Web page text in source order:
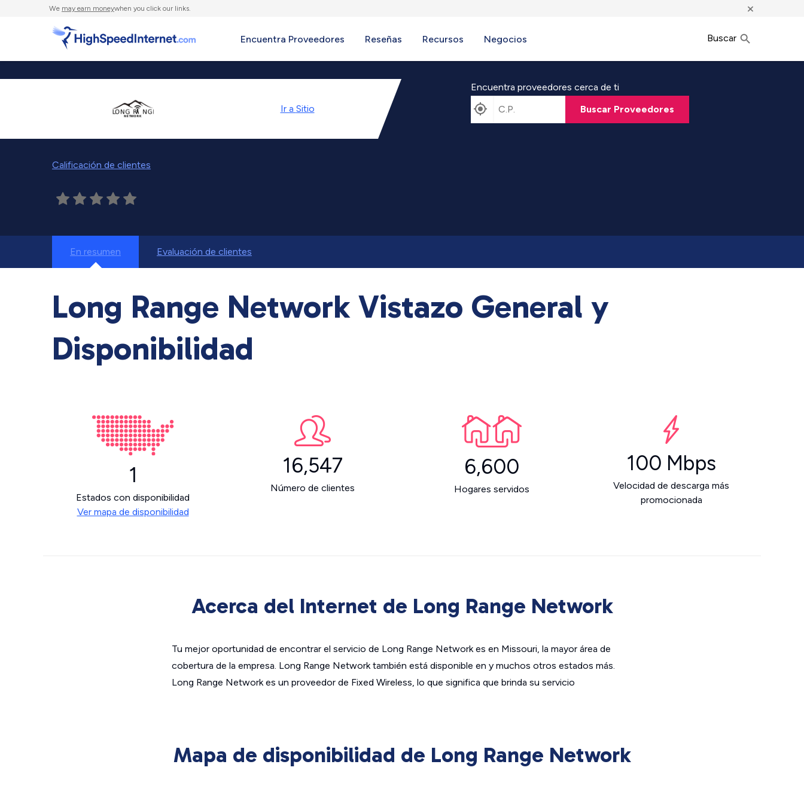
We may earn moneywhen you click our links. ×
Encuentra Proveedores Reseñas Recursos Negocios Buscar
Ir a Sitio
Calificación de clientes
Encuentra proveedores cerca de ti
Buscar Proveedores
En resumen Evaluación de clientes
Long Range Network Vistazo General y
Disponibilidad
1
Estados con disponibilidad
Ver mapa de disponibilidad
16,547
Número de clientes
6,600
Hogares servidos
100 Mbps
Velocidad de descarga más
promocionada
Acerca del Internet de Long Range Network
Tu mejor oportunidad de encontrar el servicio de Long Range Network es en Missouri, la mayor área de
cobertura de la empresa. Long Range Network también está disponible en y muchos otros estados más.
Long Range Network es un proveedor de Fixed Wireless, lo que significa que brinda su servicio
Mapa de disponibilidad de Long Range Network